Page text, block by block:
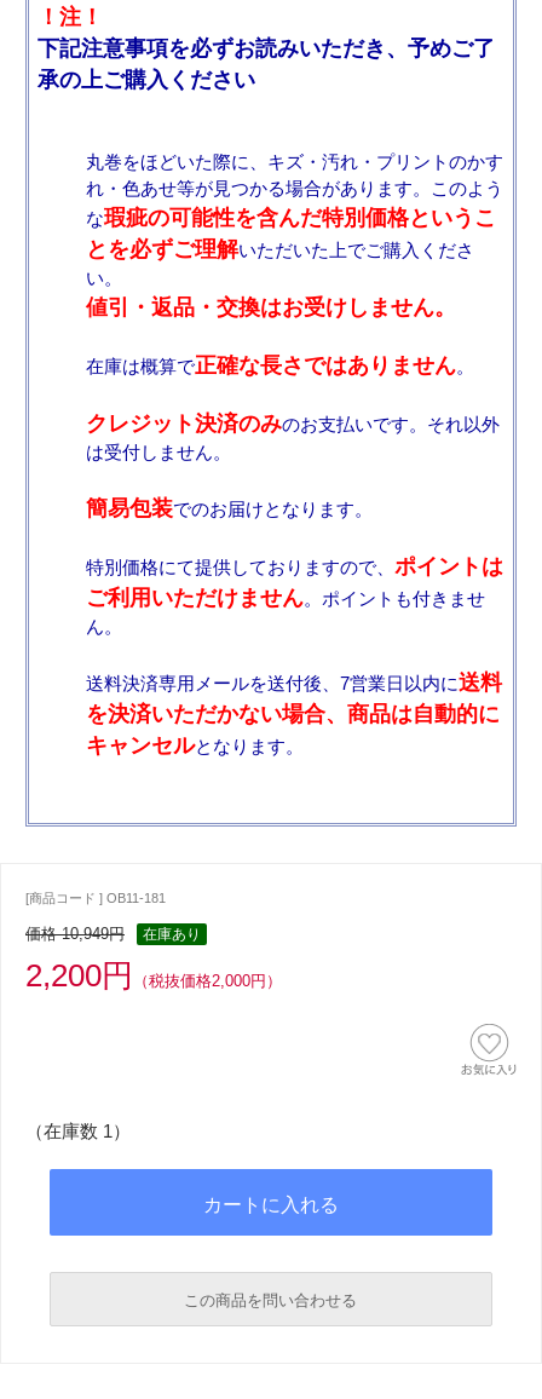
！注！
下記注意事項を必ずお読みいただき、予めご了
承の上ご購入ください
丸巻をほどいた際に、キズ・汚れ・プリントのかす
れ・色あせ等が見つかる場合があります。このよう
な瑕疵の可能性を含んだ特別価格というこ
とを必ずご理解いただいた上でご購入くださ
い。
値引・返品・交換はお受けしません。
在庫は概算で正確な長さではありません。
クレジット決済のみのお支払いです。それ以外
は受付しません。
簡易包装でのお届けとなります。
特別価格にて提供しておりますので、 ポイントは
ご利用いただけません。ポイントも付きませ
ん。
送料決済専用メールを送付後、7営業日以内に送料
を決済いただかない場合、商品は自動的に
キャンセルとなります。
[商品コード ] OB11-181
価格 10,949円 在庫あり
2,200円 （税抜価格2,000円）
（在庫数 1）
この商品を問い合わせる